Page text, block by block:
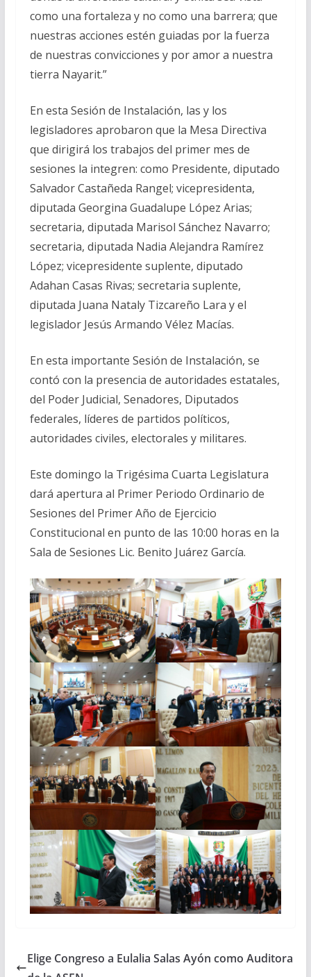
como una fortaleza y no como una barrera; que
nuestras acciones estén guiadas por la fuerza
de nuestras convicciones y por amor a nuestra
tierra Nayarit.”
En esta Sesión de Instalación, las y los
legisladores aprobaron que la Mesa Directiva
que dirigirá los trabajos del primer mes de
sesiones la integren: como Presidente, diputado
Salvador Castañeda Rangel; vicepresidenta,
diputada Georgina Guadalupe López Arias;
secretaria, diputada Marisol Sánchez Navarro;
secretaria, diputada Nadia Alejandra Ramírez
López; vicepresidente suplente, diputado
Adahan Casas Rivas; secretaria suplente,
diputada Juana Nataly Tizcareño Lara y el
legislador Jesús Armando Vélez Macías.
En esta importante Sesión de Instalación, se
contó con la presencia de autoridades estatales,
del Poder Judicial, Senadores, Diputados
federales, líderes de partidos políticos,
autoridades civiles, electorales y militares.
Este domingo la Trigésima Cuarta Legislatura
dará apertura al Primer Periodo Ordinario de
Sesiones del Primer Año de Ejercicio
Constitucional en punto de las 10:00 horas en la
Sala de Sesiones Lic. Benito Juárez García.
Elige Congreso a Eulalia Salas Ayón como Auditora